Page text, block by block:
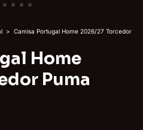
> Camisa Portugal Home 2026/27 Torcedor
Home
Puma